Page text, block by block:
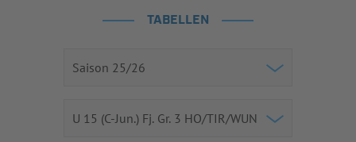
TABELLEN